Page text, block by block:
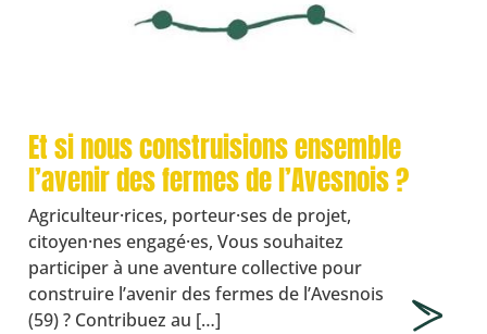
Et si nous construisions ensemble
l’avenir des fermes de l’Avesnois ?
Agriculteur·rices, porteur·ses de projet,
citoyen·nes engagé·es, Vous souhaitez
participer à une aventure collective pour
construire l’avenir des fermes de l’Avesnois
(59) ? Contribuez au […]